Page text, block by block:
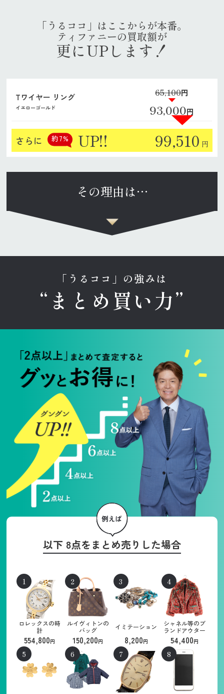
「うるココ」はここからが本番。
ティファニーの買取額が
更にUPします！
Tワイヤー リング
イエローゴールド
65,100円
93,000円
さらに 約7% UP!! 99,510 円
その理由は…
「うるココ」の強みは
“まとめ買い力”
以下 8点をまとめ売りした場合
ロレックスの時
計
554,800円
ルイヴィトンの
バッグ
150,200円
イミテーション
8,200円
シャネル等のブ
ランドアウター
54,400円